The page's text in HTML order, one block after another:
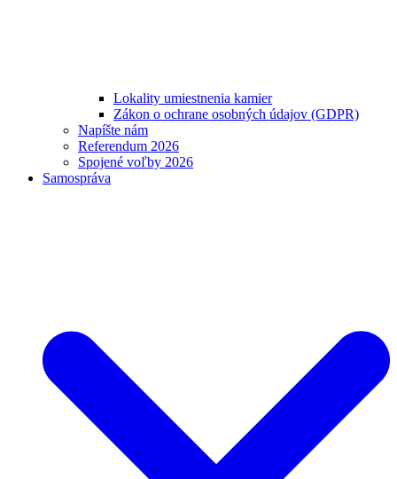
Lokality umiestnenia kamier
Zákon o ochrane osobných údajov (GDPR)
Napíšte nám
Referendum 2026
Spojené voľby 2026
Samospráva